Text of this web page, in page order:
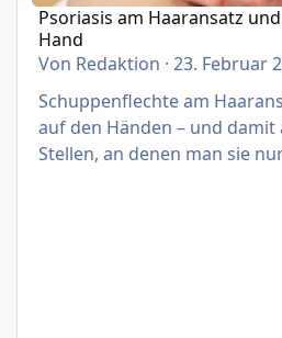
Psoriasis am Haaransatz
Hand
Von Redaktion ·23. Februar
Schuppenflechte am
auf den Händen – und damit
Stellen, an denen man sie